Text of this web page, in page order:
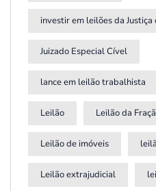
investir em leilões da Justiça
Juizado Especial Cível
lance em leilão trabalhista
Leilão Leilão da
Leilão de imóveis
Leilão extrajudicial